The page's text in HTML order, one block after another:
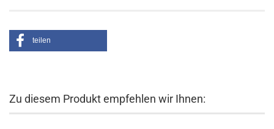
teilen
Zu diesem Produkt empfehlen wir Ihnen: